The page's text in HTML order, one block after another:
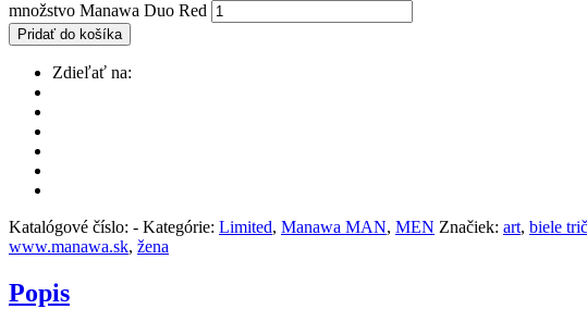
množstvo Manawa Duo Red
Pridať do košíka
Zdieľať na:
Katalógové číslo: - Kategórie: Limited, Manawa MAN, MEN Značiek: art, biele
www.manawa.sk, žena
Popis